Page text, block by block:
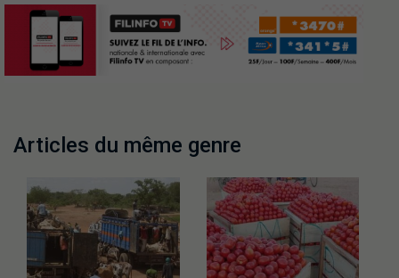
Articles du même genre